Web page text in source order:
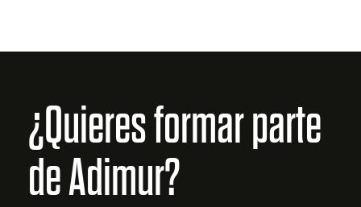
¿Quieres formar parte
de Adimur?